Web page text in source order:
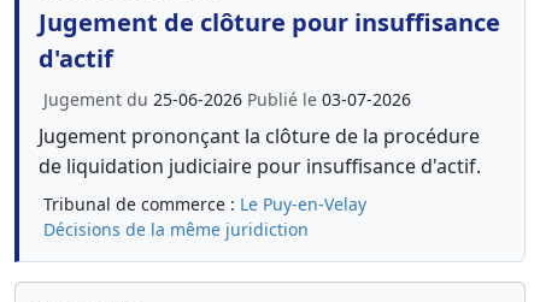
Jugement de clôture pour insuffisance
d'actif
Jugement du 25-06-2026 Publié le 03-07-2026
Jugement prononçant la clôture de la procédure
de liquidation judiciaire pour insuffisance d'actif.
Tribunal de commerce : Le Puy-en-Velay
Décisions de la même juridiction